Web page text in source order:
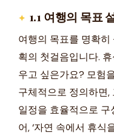
1.1 여행의 목표
여행의 목표를 명확
획의 첫걸음입니다.
우고 싶은가요? 모험
구체적으로 정의하면
일정을 효율적으로
어, ‘자연 속에서 휴식